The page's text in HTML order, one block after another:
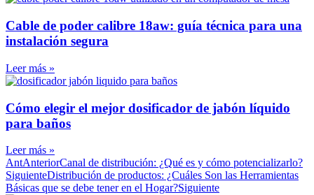
Cable de poder calibre 18aw: guía técnica para una
instalación segura
Leer más »
Cómo elegir el mejor dosificador de jabón líquido
para baños
Leer más »
AntAnteriorCanal de distribución: ¿Qué es y cómo potencializarlo?
SiguienteDistribución de productos: ¿Cuáles Son las Herramientas
Básicas que se debe tener en el Hogar?Siguiente